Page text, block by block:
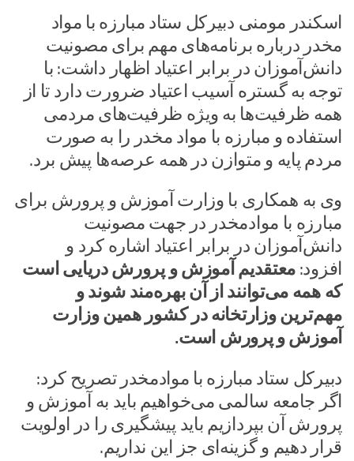
اسکندر مومنی دبیرکل ستاد مبارزه با مواد
مخدر درباره برنامه‌های مهم برای مصونیت
دانش‌آموزان در برابر اعتیاد اظهار داشت: با
توجه به گستره آسیب اعتیاد ضرورت دارد تا از
همه ظرفیت‌ها به ویژه ظرفیت‌های مردمی
استفاده و مبارزه با مواد مخدر را به صورت
مردم پایه و متوازن در همه عرصه‌ها پیش برد.
وی به همکاری با وزارت آموزش و پرورش برای
مبارزه با موادمخدر در جهت مصونیت
دانش‌آموزان در برابر اعتیاد اشاره کرد و
افزود: معتقدیم آموزش و پرورش دریایی است
که همه می‌توانند از آن بهره‌مند شوند و
مهم‌ترین وزارتخانه در کشور همین وزارت
آموزش و پرورش است.
دبیرکل ستاد مبارزه با موادمخدر تصریح کرد:
اگر جامعه سالمی می‌خواهیم باید به آموزش و
پرورش آن بپردازیم باید پیشگیری را در اولویت
قرار دهیم و گزینه‌ای جز این نداریم.